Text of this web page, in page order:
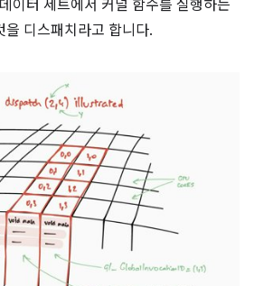
이터 세트에서 커널 함수를 실행하는
을 디스패치라고 합니다.